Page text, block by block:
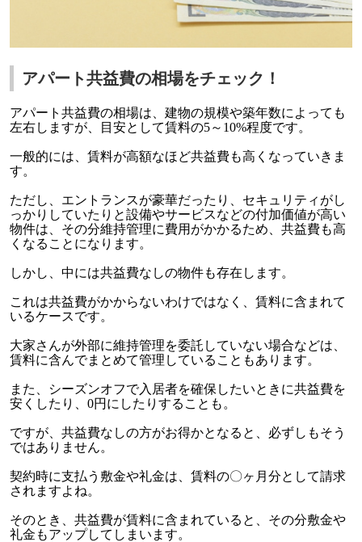
アパート共益費の相場をチェック！
アパート共益費の相場は、建物の規模や築年数によっても
左右しますが、目安として賃料の5～10%程度です。
一般的には、賃料が高額なほど共益費も高くなっていきま
す。
ただし、エントランスが豪華だったり、セキュリティがし
っかりしていたりと設備やサービスなどの付加価値が高い
物件は、その分維持管理に費用がかかるため、共益費も高
くなることになります。
しかし、中には共益費なしの物件も存在します。
これは共益費がかからないわけではなく、賃料に含まれて
いるケースです。
大家さんが外部に維持管理を委託していない場合などは、
賃料に含んでまとめて管理していることもあります。
また、シーズンオフで入居者を確保したいときに共益費を
安くしたり、 0円にしたりすることも。
ですが、共益費なしの方がお得かとなると、必ずしもそう
ではありません。
契約時に支払う敷金や礼金は、賃料の〇ヶ月分として請求
されますよね。
そのとき、共益費が賃料に含まれていると、その分敷金や
礼金もアップしてしまいます。